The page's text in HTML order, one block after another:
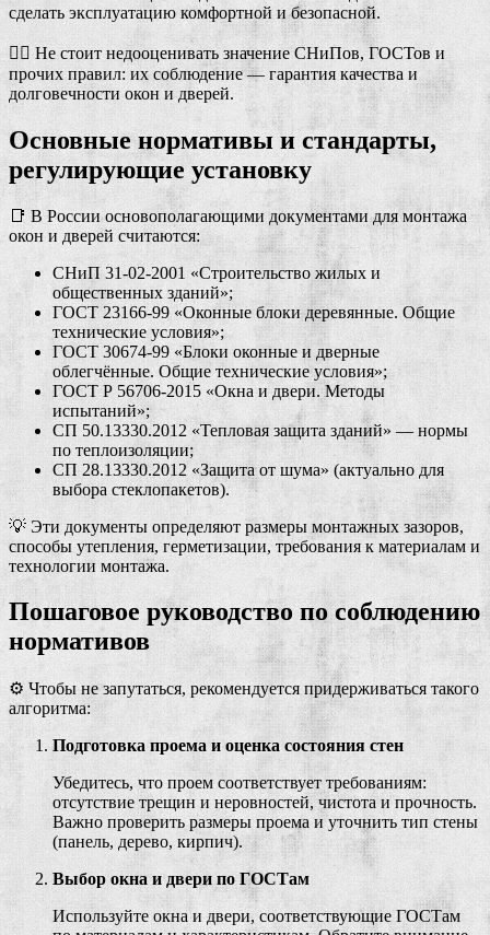
сделать эксплуатацию комфортной и безопасной.
👷‍♂️ Не стоит недооценивать значение СНиПов, ГОСТов и
прочих правил: их соблюдение — гарантия качества и
долговечности окон и дверей.
Основные нормативы и стандарты,
регулирующие установку
📑 В России основополагающими документами для монтажа
окон и дверей считаются:
СНиП 31-02-2001 «Строительство жилых и
общественных зданий»;
ГОСТ 23166-99 «Оконные блоки деревянные. Общие
технические условия»;
ГОСТ 30674-99 «Блоки оконные и дверные
облегчённые. Общие технические условия»;
ГОСТ Р 56706-2015 «Окна и двери. Методы
испытаний»;
СП 50.13330.2012 «Тепловая защита зданий» — нормы
по теплоизоляции;
СП 28.13330.2012 «Защита от шума» (актуально для
выбора стеклопакетов).
💡 Эти документы определяют размеры монтажных зазоров,
способы утепления, герметизации, требования к материалам и
технологии монтажа.
Пошаговое руководство по соблюдению
нормативов
⚙️ Чтобы не запутаться, рекомендуется придерживаться такого
алгоритма:
Подготовка проема и оценка состояния стен
Убедитесь, что проем соответствует требованиям:
отсутствие трещин и неровностей, чистота и прочность.
Важно проверить размеры проема и уточнить тип стены
(панель, дерево, кирпич).
Выбор окна и двери по ГОСТам
Используйте окна и двери, соответствующие ГОСТам